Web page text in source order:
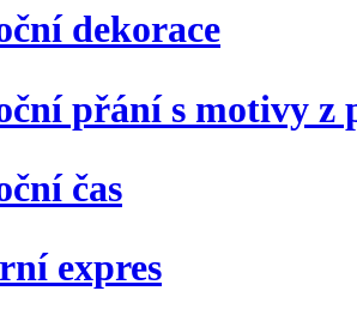
dekorace
přání s motivy z
čas
expres